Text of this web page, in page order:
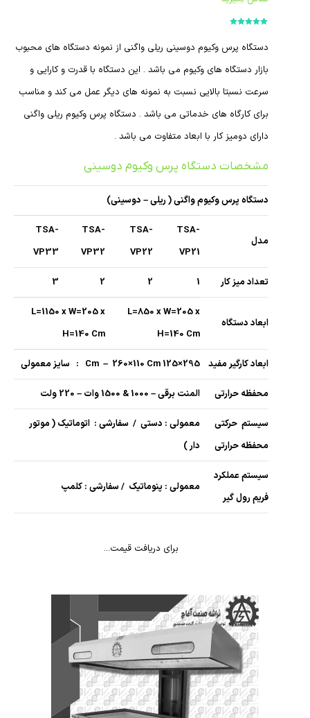
دستگاه پرس وکیوم دوسینی ریلی واگنی از نمونه دستگاه های محبوب
بازار دستگاه های وکیوم می باشد . این دستگاه با قدرت و کارایی و
سرعت نسبتا بالایی نسبت به نمونه های دیگر عمل می کند و مناسب
برای کارگاه های خدماتی می باشد . دستگاه پرس وکیوم ریلی واگنی
دارای دومیز کار با ابعاد متفاوت می باشد .
مشخصات دستگاه پرس وکیوم دوسینی
دستگاه پرس وکیوم واگنی ( ریلی – دوسینی)
مدل
TSA-
VP21
TSA-
VP22
TSA-
VP32
TSA-
VP33
تعداد میز کار 1
2
2
3
ابعاد دستگاه
L=850 x W=205 x
H=140 Cm
L=1150 x W=205 x
H=140 Cm
ابعاد کارگیر مفید 295×125 Cm – 260×110 Cm : سایز معمولی
محفظه حرارتی المنت برقی – 1000 & 1500 وات – 220 ولت
سیستم حرکتی
محفظه حرارتی
معمولی : دستی / سفارشی : اتوماتیک ( موتور
دار )
سیستم عملکرد
فریم رول گیر
معمولی : پنوماتیک / سفارشی : کلمپ
برای دریافت قیمت...